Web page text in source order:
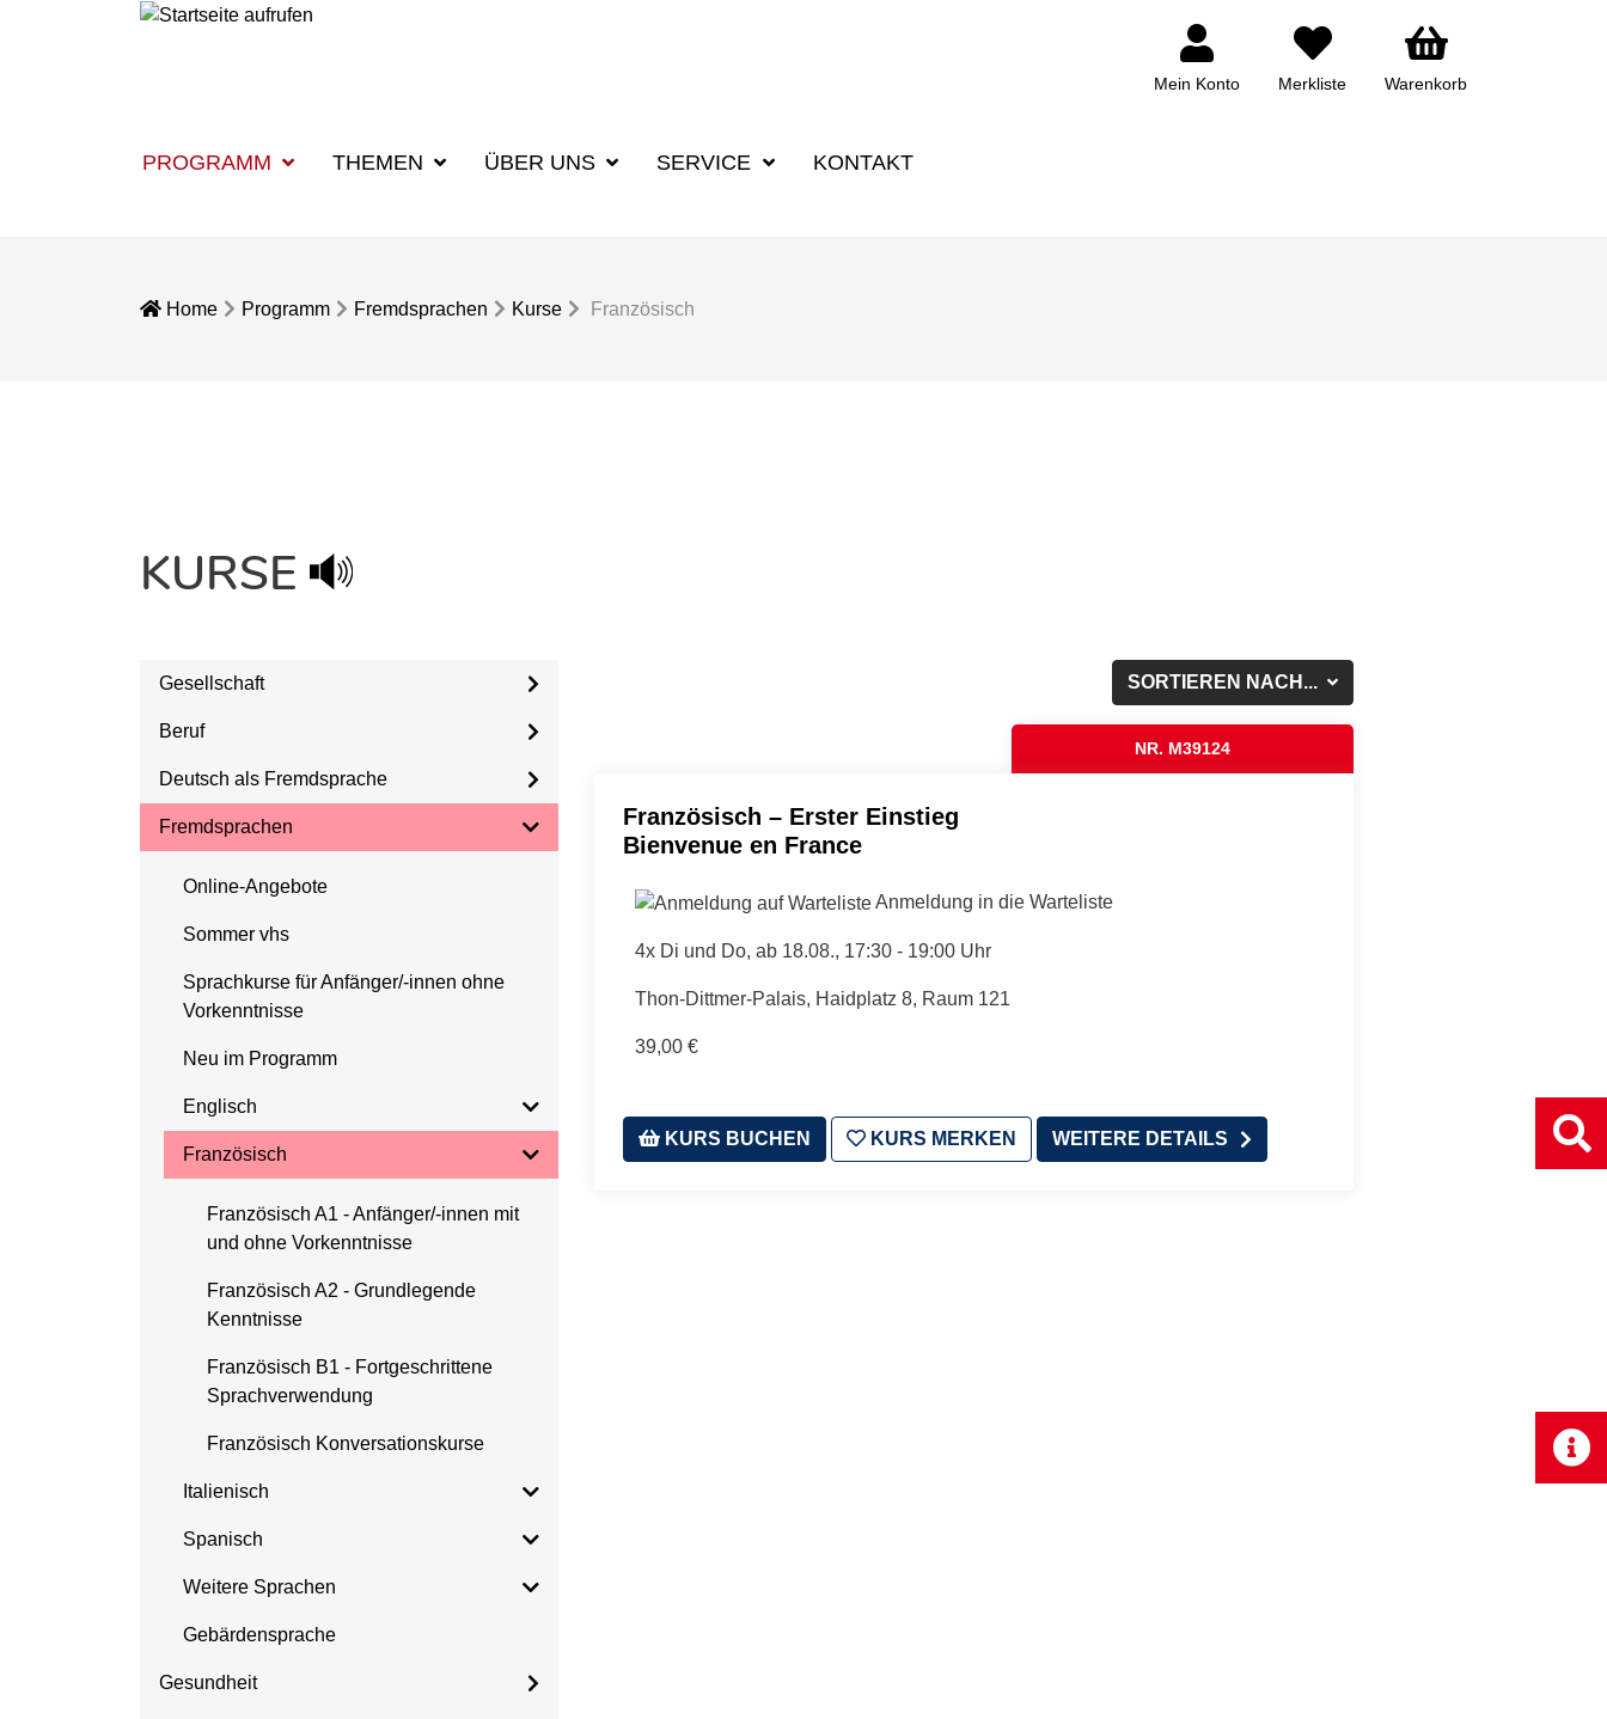
Mein Konto Merkliste Warenkorb
PROGRAMM THEMEN ÜBER UNS SERVICE KONTAKT
Home Programm Fremdsprachen Kurse Französisch
KURSE
Gesellschaft
Beruf
Deutsch als Fremdsprache
Fremdsprachen
Online-Angebote
Sommer vhs
Sprachkurse für Anfänger/-innen ohne
Vorkenntnisse
Neu im Programm
Englisch
Französisch
Französisch A1 - Anfänger/-innen mit
und ohne Vorkenntnisse
Französisch A2 - Grundlegende
Kenntnisse
Französisch B1 - Fortgeschrittene
Sprachverwendung
Französisch Konversationskurse
Italienisch
Spanisch
Weitere Sprachen
Gebärdensprache
Gesundheit
SORTIEREN NACH...
NR. M39124
Französisch – Erster Einstieg
Bienvenue en France
Anmeldung in die Warteliste
4x Di und Do, ab 18.08., 17:30 - 19:00 Uhr
Thon-Dittmer-Palais, Haidplatz 8, Raum 121
39,00 €
KURS BUCHEN KURS MERKEN WEITERE DETAILS